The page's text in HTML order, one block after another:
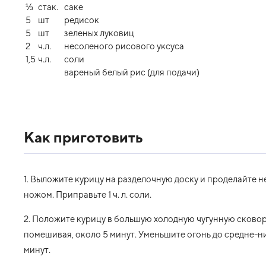
⅓ стак.
саке
5
шт
редисок
5
шт
зеленых луковиц
2
ч.л.
несоленого рисового уксуса
1,5 ч.л.
соли
вареный белый рис (для подачи)
Как приготовить
1. Выложите курицу на разделочную доску и проделайте
ножом. Приправьте 1 ч. л. соли.
2. Положите курицу в большую холодную чугунную
помешивая, около 5 минут. Уменьшите огонь до средне-
минут.